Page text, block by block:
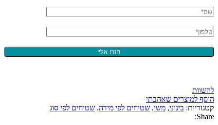
להשוות
הוסף למוצרים שאהבתי
קטגוריות: בינוני, משי, שטיחים לפי מידה, שטיחים לפי סוג
Share: